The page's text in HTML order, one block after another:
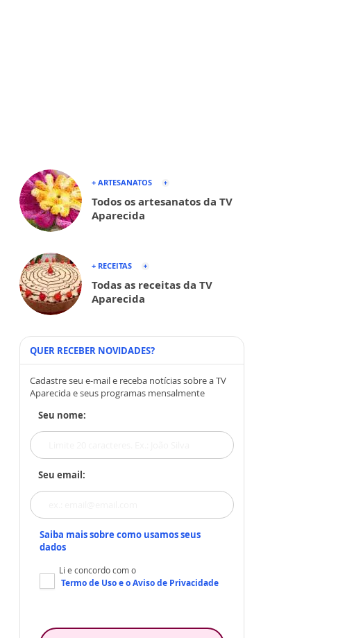
+ ARTESANATOS
Todos os artesanatos da TV
Aparecida
+ RECEITAS
Todas as receitas da TV
Aparecida
QUER RECEBER NOVIDADES?
Cadastre seu e-mail e receba notícias sobre a TV
Aparecida e seus programas mensalmente
Seu nome:
Seu email:
Saiba mais sobre como usamos seus
dados
Li e concordo com o
Termo de Usoe oAviso de Privacidade